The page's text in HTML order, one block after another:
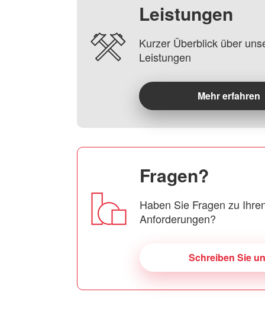
Leistungen
Kurzer Überblick über
Leistungen
Mehr erfahren
Fragen?
Haben Sie Fragen zu
Anforderungen?
Schreiben Sie